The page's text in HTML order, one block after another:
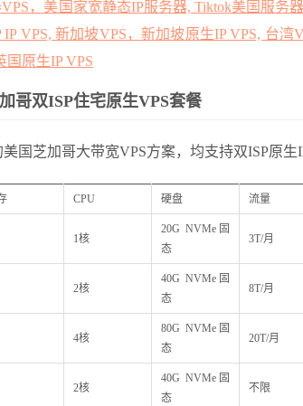
，美国家宽静态IP服务器, Tiktok美国服务
IP VPS, 新加坡VPS，新加坡原生IP VPS, 台
国原生IP VPS
哥双ISP住宅原生VPS套餐
国芝加哥大带宽VPS方案，均支持双ISP原生
CPU 硬盘 流量
1核
20G NVMe固
态
3T/月
2核
40G NVMe固
态
8T/月
4核
80G NVMe固
态
20T/月
2核
40G NVMe固
态
不限